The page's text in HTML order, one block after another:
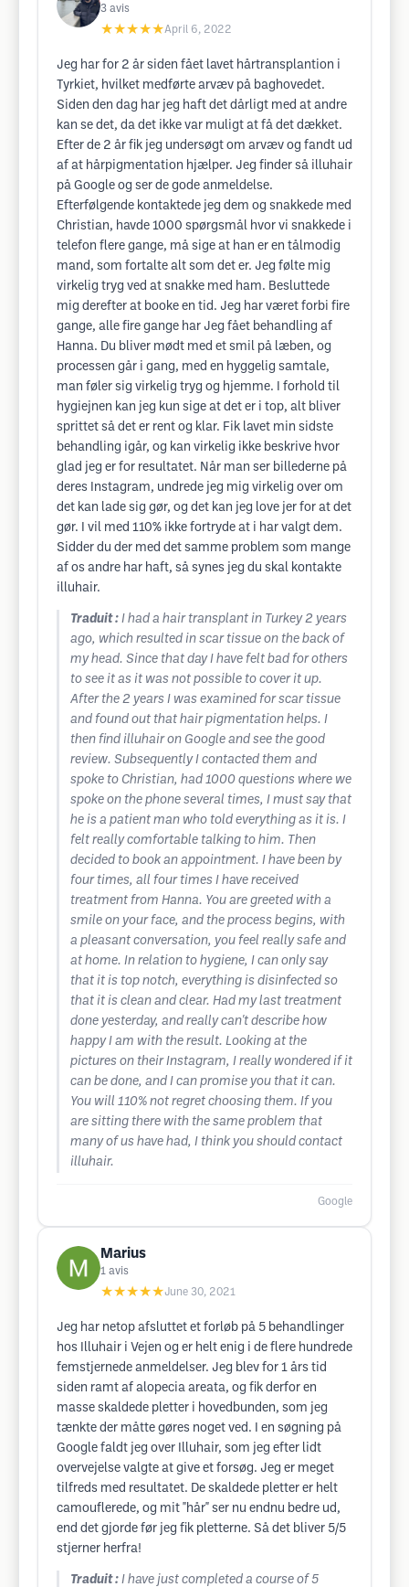
3 avis
★★★★★April 6, 2022
Jeg har for 2 år siden fået lavet hårtransplantion i
Tyrkiet, hvilket medførte arvæv på baghovedet.
Siden den dag har jeg haft det dårligt med at andre
kan se det, da det ikke var muligt at få det dækket.
Efter de 2 år fik jeg undersøgt om arvæv og fandt ud
af at hårpigmentation hjælper. Jeg finder så illuhair
på Google og ser de gode anmeldelse.
Efterfølgende kontaktede jeg dem og snakkede med
Christian, havde 1000 spørgsmål hvor vi snakkede i
telefon flere gange, må sige at han er en tålmodig
mand, som fortalte alt som det er. Jeg følte mig
virkelig tryg ved at snakke med ham. Besluttede
mig derefter at booke en tid. Jeg har været forbi fire
gange, alle fire gange har Jeg fået behandling af
Hanna. Du bliver mødt med et smil på læben, og
processen går i gang, med en hyggelig samtale,
man føler sig virkelig tryg og hjemme. I forhold til
hygiejnen kan jeg kun sige at det er i top, alt bliver
sprittet så det er rent og klar. Fik lavet min sidste
behandling igår, og kan virkelig ikke beskrive hvor
glad jeg er for resultatet. Når man ser billederne på
deres Instagram, undrede jeg mig virkelig over om
det kan lade sig gør, og det kan jeg love jer for at det
gør. I vil med 110% ikke fortryde at i har valgt dem.
Sidder du der med det samme problem som mange
af os andre har haft, så synes jeg du skal kontakte
illuhair.
Traduit : I had a hair transplant in Turkey 2 years
ago, which resulted in scar tissue on the back of
my head. Since that day I have felt bad for others
to see it as it was not possible to cover it up.
After the 2 years I was examined for scar tissue
and found out that hair pigmentation helps. I
then find illuhair on Google and see the good
review. Subsequently I contacted them and
spoke to Christian, had 1000 questions where we
spoke on the phone several times, I must say that
he is a patient man who told everything as it is. I
felt really comfortable talking to him. Then
decided to book an appointment. I have been by
four times, all four times I have received
treatment from Hanna. You are greeted with a
smile on your face, and the process begins, with
a pleasant conversation, you feel really safe and
at home. In relation to hygiene, I can only say
that it is top notch, everything is disinfected so
that it is clean and clear. Had my last treatment
done yesterday, and really can't describe how
happy I am with the result. Looking at the
pictures on their Instagram, I really wondered if it
can be done, and I can promise you that it can.
You will 110% not regret choosing them. If you
are sitting there with the same problem that
many of us have had, I think you should contact
illuhair.
Google
Marius
1 avis
★★★★★June 30, 2021
Jeg har netop afsluttet et forløb på 5 behandlinger
hos Illuhair i Vejen og er helt enig i de flere hundrede
femstjernede anmeldelser. Jeg blev for 1 års tid
siden ramt af alopecia areata, og fik derfor en
masse skaldede pletter i hovedbunden, som jeg
tænkte der måtte gøres noget ved. I en søgning på
Google faldt jeg over Illuhair, som jeg efter lidt
overvejelse valgte at give et forsøg. Jeg er meget
tilfreds med resultatet. De skaldede pletter er helt
camouflerede, og mit "hår" ser nu endnu bedre ud,
end det gjorde før jeg fik pletterne. Så det bliver 5/5
stjerner herfra!
Traduit : I have just completed a course of 5